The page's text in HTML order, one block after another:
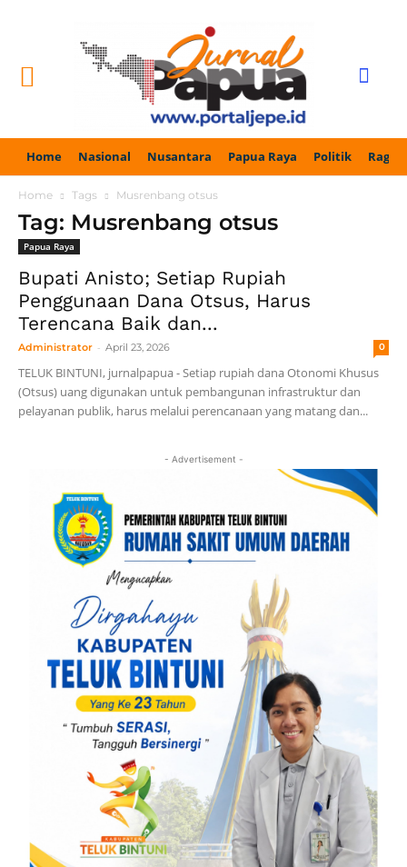
Home Nasional Nusantara Papua Raya Politik
Home Tags Musrenbang otsus
Tag: Musrenbang otsus
Papua Raya
Bupati Anisto; Setiap Rupiah
Penggunaan Dana Otsus, Harus
Terencana Baik dan...
Administrator - April 23, 2026 0
TELUK BINTUNI, jurnalpapua - Setiap rupiah dana Otonomi Khusus
(Otsus) uang digunakan untuk pembangunan infrastruktur dan
pelayanan publik, harus melalui perencanaan yang matang dan...
- Advertisement -